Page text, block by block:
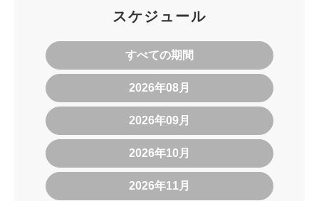
スケジュール
すべての期間
2026年08月
2026年09月
2026年10月
2026年11月